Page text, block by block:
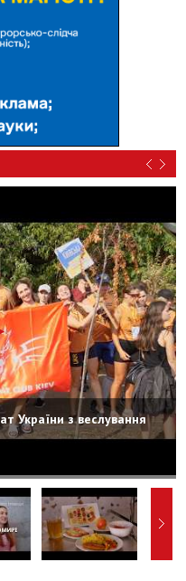
України з веслування